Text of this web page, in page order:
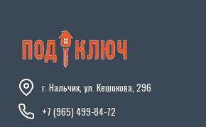
г. Нальчик, ул. Кешокова, 296
+7 (965) 499-84-72